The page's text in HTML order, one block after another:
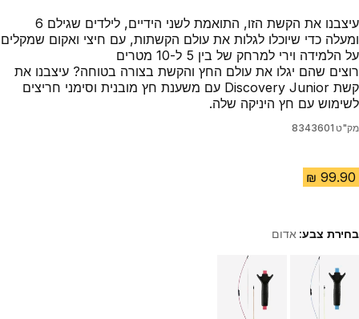
עיצבנו את הקשת הזו, התואמת לשני הידיים, לילדים שגילם 6
ומעלה כדי שיוכלו לגלות את עולם הקשתות, עם חיצי ואקום שמקלים
על הלמידה וירי למרחק של בין 5 ל-10 מטרים
רוצים שהם יגלו את עולם החץ והקשת בצורה בטוחה? עיצבנו את
קשת Discovery Junior עם משענת חץ מובנית וסימני חריצים
לשימוש עם חץ היניקה שלה.
מק"ט 8343601
בחירת צבע: אדום
Choose a variant